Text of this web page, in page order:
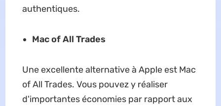
authentiques.
Mac of All Trades
Une excellente alternative à Apple est Mac
of All Trades. Vous pouvez y réaliser
d'importantes économies par rapport aux